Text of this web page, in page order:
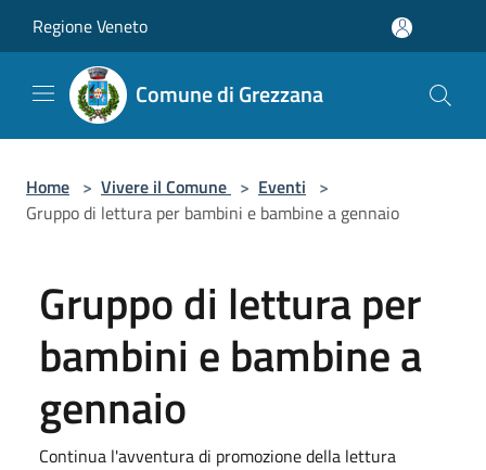
Regione Veneto
Comune di Grezzana
Home > Vivere il Comune > Eventi >
Gruppo di lettura per bambini e bambine a gennaio
Gruppo di lettura per
bambini e bambine a
gennaio
Continua l'avventura di promozione della lettura